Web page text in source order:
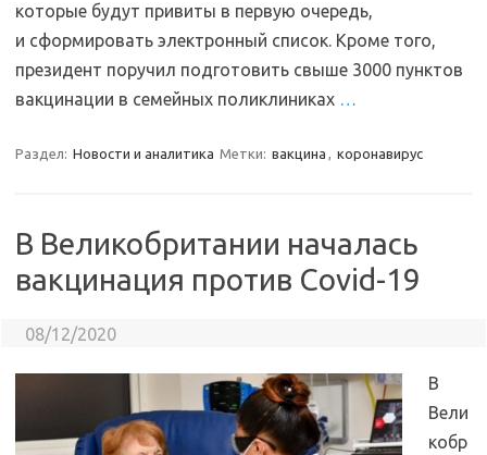
которые будут привиты в первую очередь,
и сформировать электронный список. Кроме того,
президент поручил подготовить свыше 3000 пунктов
вакцинации в семейных поликлиниках …
Раздел: Новости и аналитика Метки: вакцина , коронавирус
В Великобритании началась
вакцинация против Covid-19
08/12/2020
В
Вели
кобр